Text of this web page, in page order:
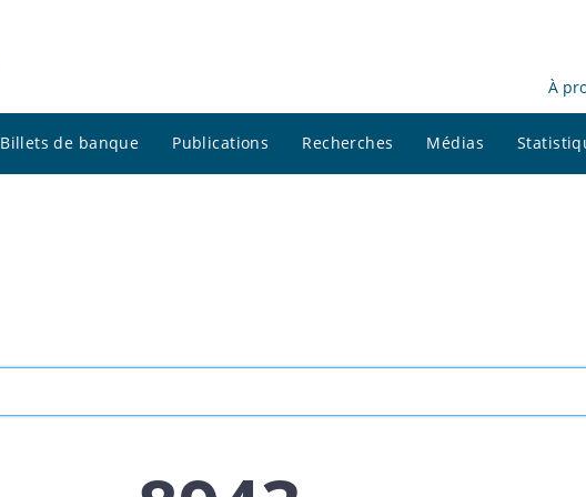
À
Billets de banque Publications Recherches Médias